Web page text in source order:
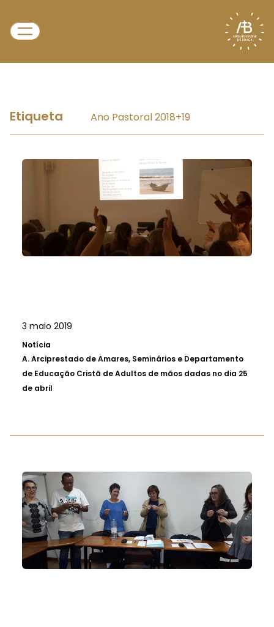
Etiqueta Ano Pastoral 2018+19
3 maio 2019
Notícia
A.Arciprestado de Amares, Seminários e Departamento
de Educação Cristã de Adultos de mãos dadas no dia 25
de abril